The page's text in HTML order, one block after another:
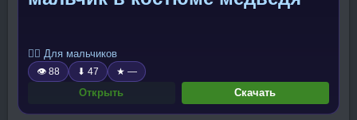
🧍‍♂️ Для мальчиков
👁 88 ⬇ 47 ★ —
Открыть Скачать